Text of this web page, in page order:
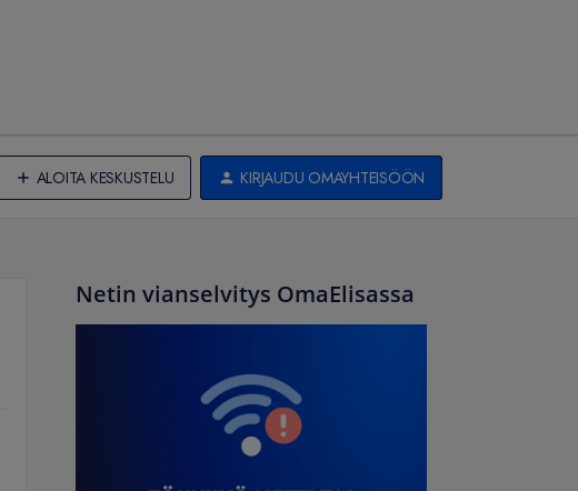
ALOITA KESKUSTELU KIRJAUDU OMAYHTEISÖÖN
Netin vianselvitys OmaElisassa